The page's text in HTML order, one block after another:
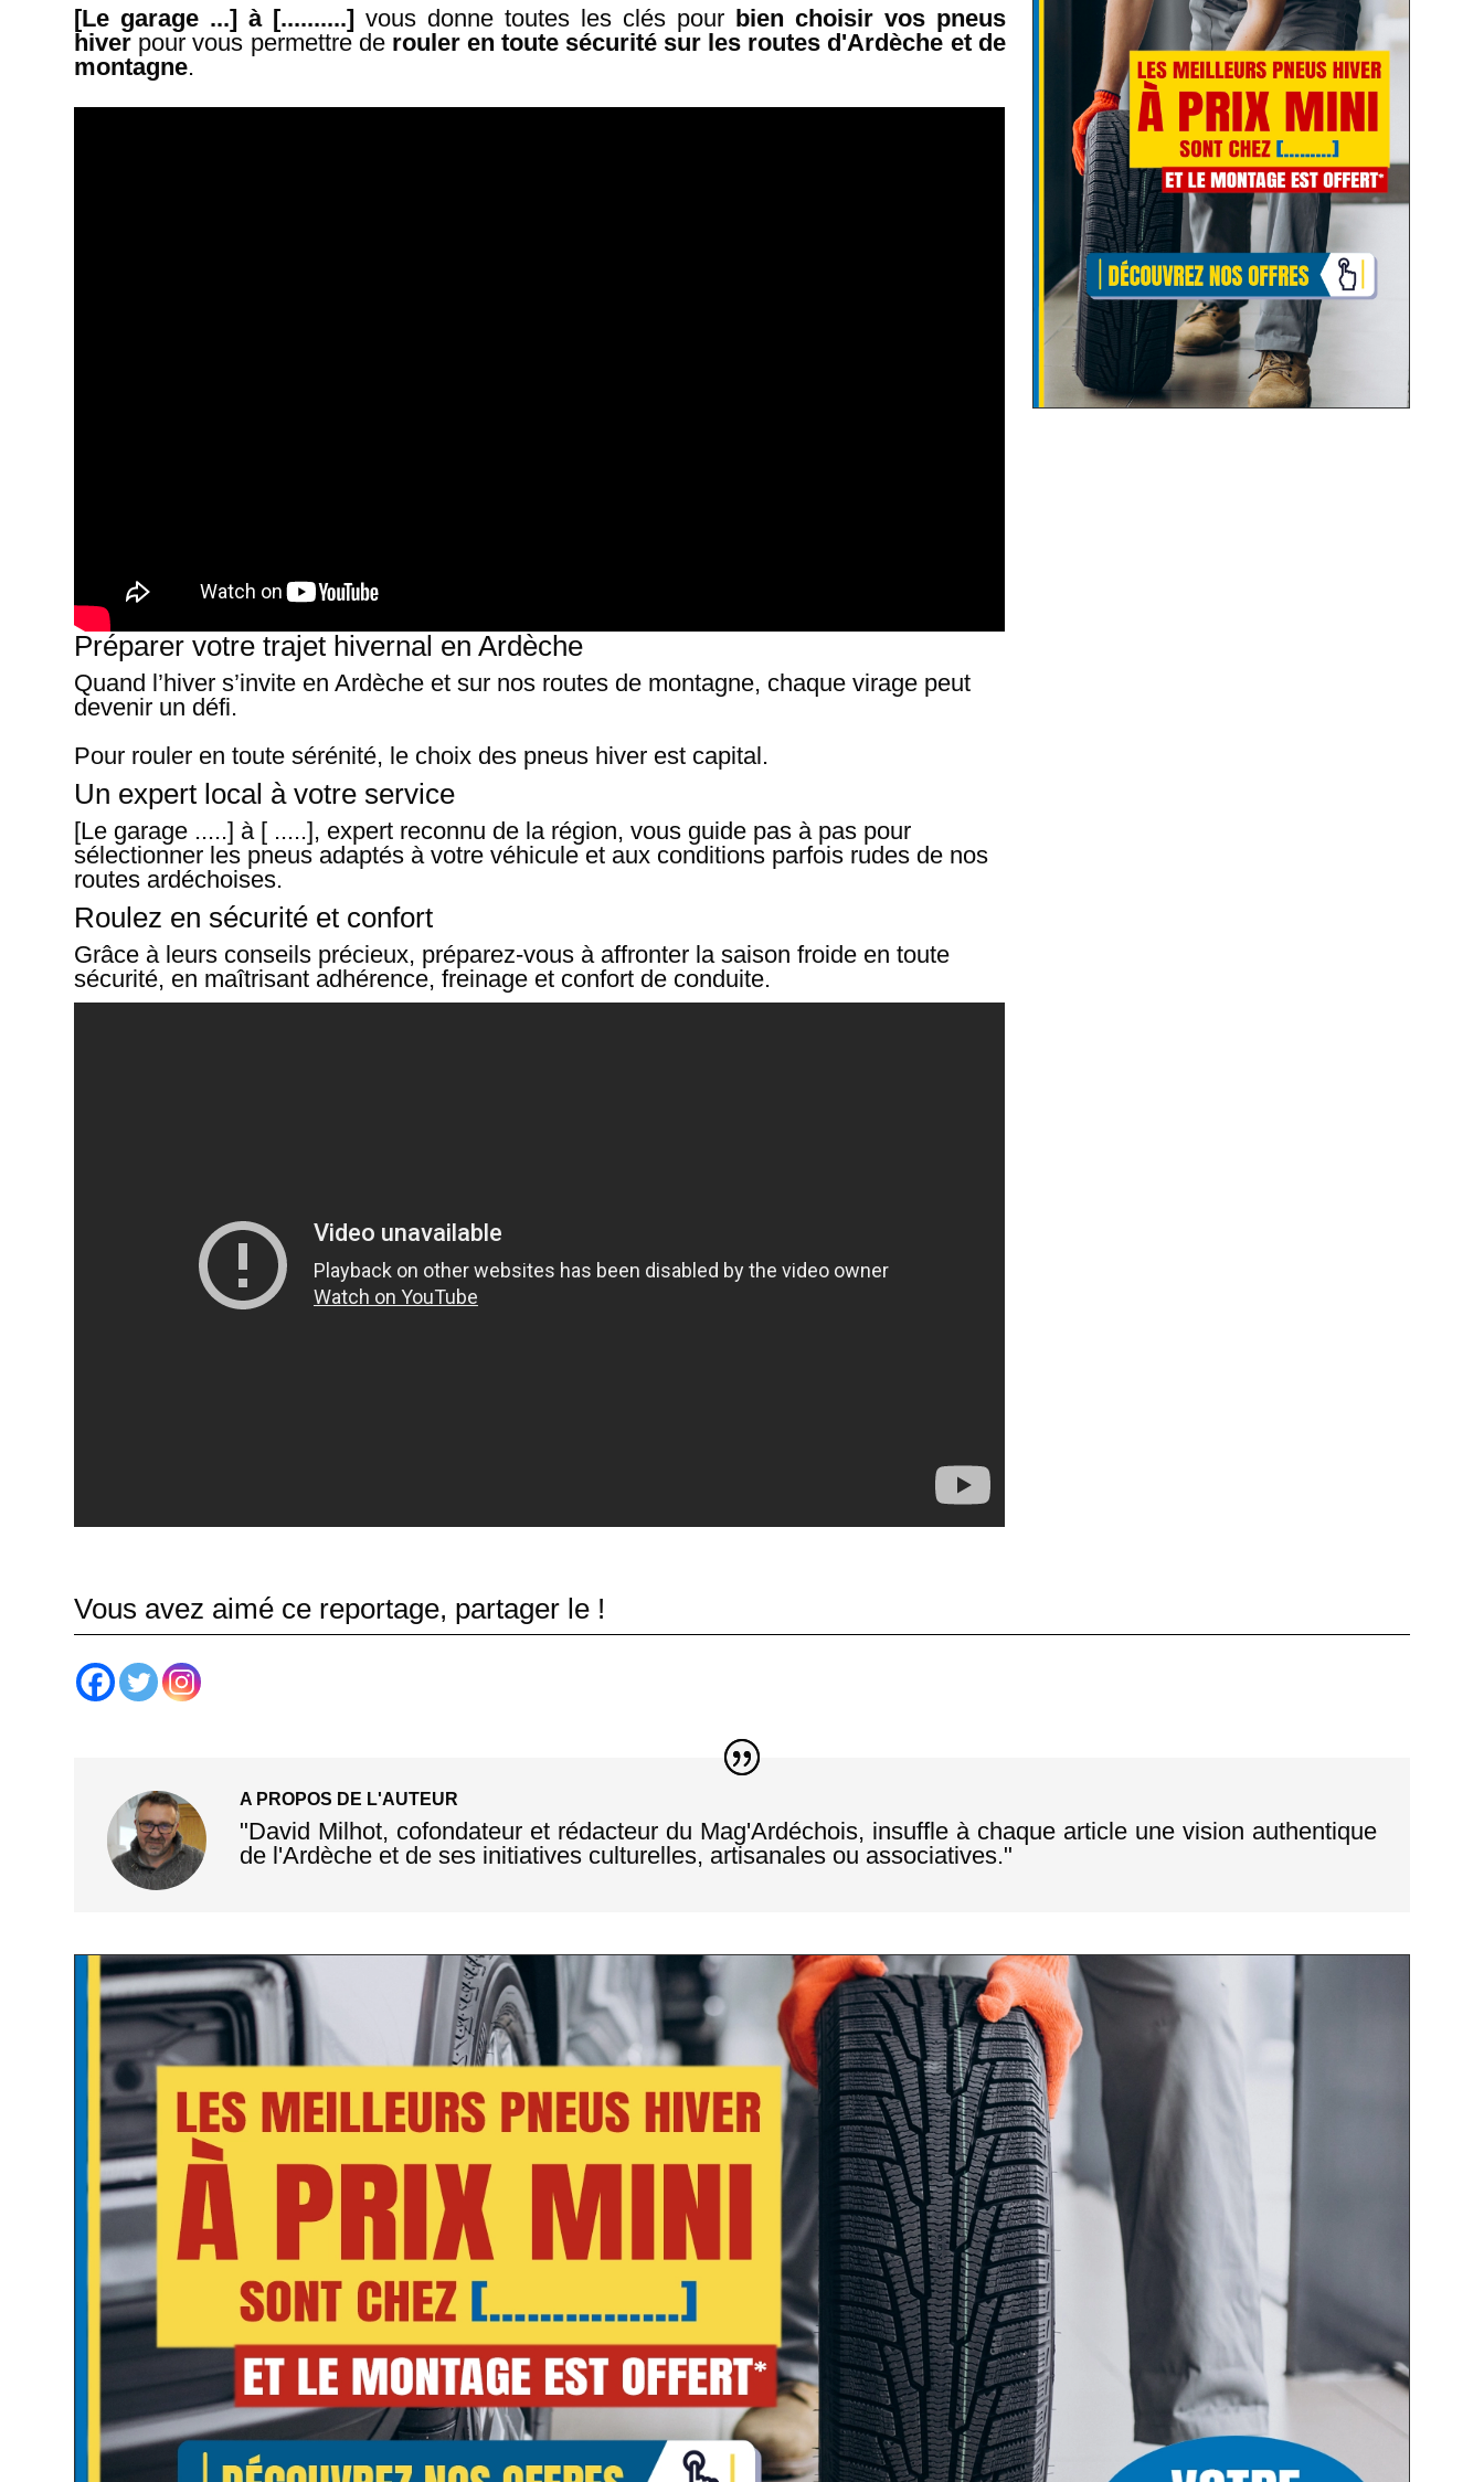
[Le garage ...] à [..........] vous donne toutes les clés pourbien choisir vos pneus
hiver pour vous permettre de rouler en toute sécurité sur les routes d'Ardèche et de
montagne.
Préparer votre trajet hivernal en Ardèche
Quand l’hiver s’invite en Ardèche et sur nos routes de montagne, chaque virage peut
devenir un défi.
Pour rouler en toute sérénité, le choix des pneus hiver est capital.
Un expert local à votre service
[Le garage .....] à [ .....], expert reconnu de la région, vous guide pas à pas pour
sélectionner les pneus adaptés à votre véhicule et aux conditions parfois rudes de nos
routes ardéchoises.
Roulez en sécurité et confort
Grâce à leurs conseils précieux, préparez-vous à affronter la saison froide en toute
sécurité, en maîtrisant adhérence, freinage et confort de conduite.
Vous avez aimé ce reportage, partager le !
A PROPOS DE L'AUTEUR
"David Milhot, cofondateur et rédacteur du Mag'Ardéchois, insuffle à chaque article une vision authentique
de l'Ardèche et de ses initiatives culturelles, artisanales ou associatives."